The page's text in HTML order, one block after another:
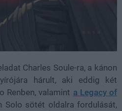
Charles Soule-ra, a kánon
hárult, aki eddig két
Renben, valamint a Legacy of
Solo sötét oldalra fordulását,